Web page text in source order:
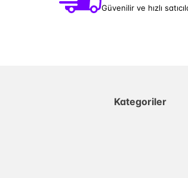
Güvenilir ve hızlı
Kategoriler